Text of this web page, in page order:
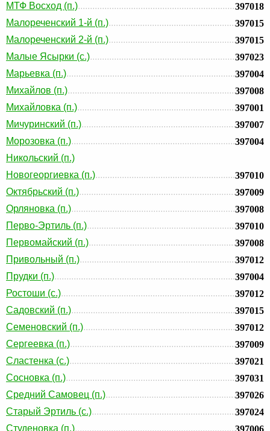
МТФ Восход (п.)
397018
Малореченский 1-й (п.)
397015
Малореченский 2-й (п.)
397015
Малые Ясырки (с.)
397023
Марьевка (п.)
397004
Михайлов (п.)
397008
Михайловка (п.)
397001
Мичуринский (п.)
397007
Морозовка (п.)
397004
Никольский (п.)
Новогеоргиевка (п.)
397010
Октябрьский (п.)
397009
Орляновка (п.)
397008
Перво-Эртиль (п.)
397010
Первомайский (п.)
397008
Привольный (п.)
397012
Прудки (п.)
397004
Ростоши (с.)
397012
Садовский (п.)
397015
Семеновский (п.)
397012
Сергеевка (п.)
397009
Сластенка (с.)
397021
Сосновка (п.)
397031
Средний Самовец (п.)
397026
Старый Эртиль (с.)
397024
Студеновка (п.)
397006